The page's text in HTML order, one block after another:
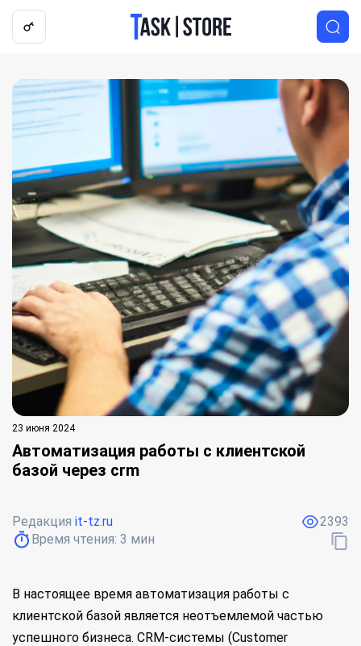
Логотип
23 июня 2024
Автоматизация работы с клиентской
базой через crm
Редакция it-tz.ru
Время чтения: 3 мин
2393
В настоящее время автоматизация работы с
клиентской базой является неотъемлемой частью
успешного бизнеса. CRM-системы (Customer